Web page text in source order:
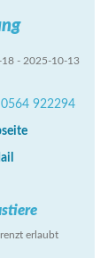
- 2025-10-13
922294
erlaubt